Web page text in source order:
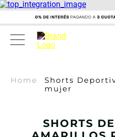
Home
Shorts
mujer
SHORTS